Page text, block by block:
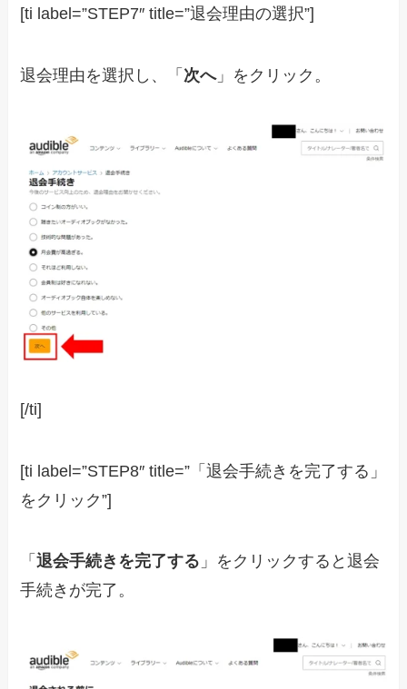
[ti label=”STEP7″ title=”退会理由の選択”]
退会理由を選択し、「 次へ」をクリック。
[/ti]
[ti label=”STEP8″ title=”「退会手続きを完了する」
をクリック”]
「退会手続きを完了する 」をクリックすると退会
手続きが完了。